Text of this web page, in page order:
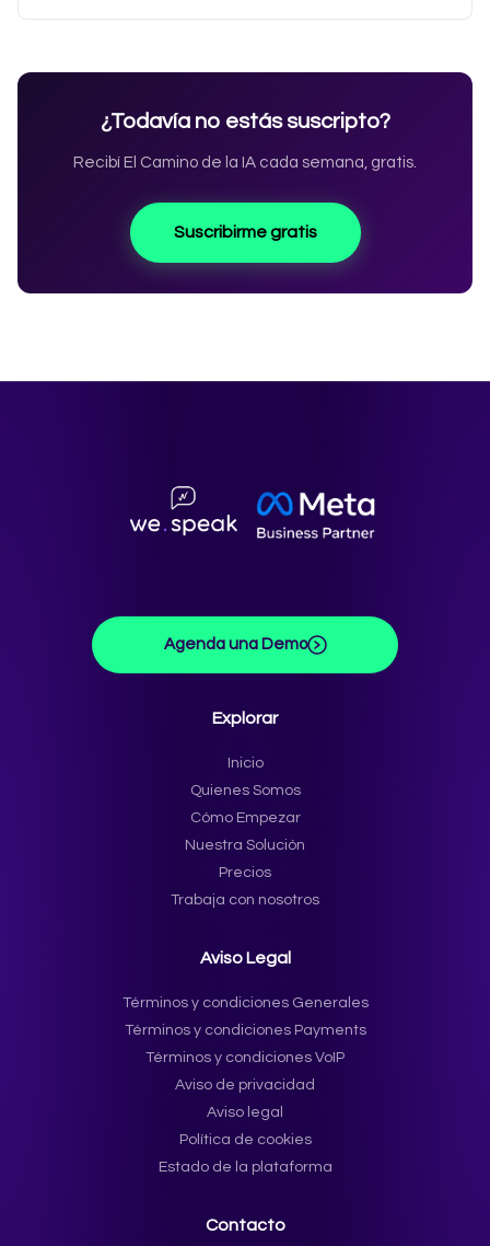
¿Todavía no estás suscripto?
Recibí El Camino de la IA cada semana, gratis.
Suscribirme gratis
Agenda una Demo
Explorar
Inicio
Quienes Somos
Cómo Empezar
Nuestra Solución
Precios
Trabaja con nosotros
Aviso Legal
Términos y condiciones Generales
Términos y condiciones Payments
Términos y condiciones VoIP
Aviso de privacidad
Aviso legal
Política de cookies
Estado de la plataforma
Contacto